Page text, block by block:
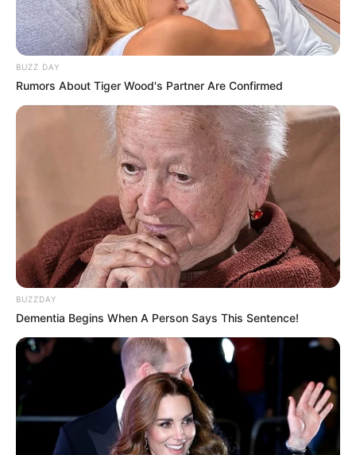
BUZZ DAY
Rumors About Tiger Wood's Partner Are Confirmed
BUZZDAY
Dementia Begins When A Person Says This Sentence!